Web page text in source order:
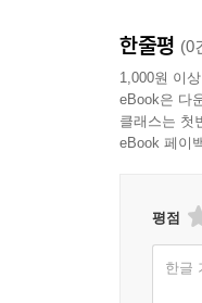
한줄평 (0
1,000원 이
eBook은 다
클래스는 첫
eBook 페이
평점
한글